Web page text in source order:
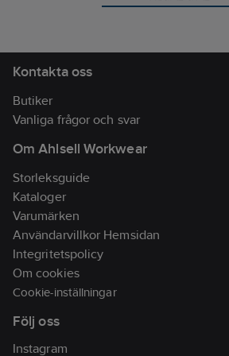
Kontakta oss
Butiker
Vanliga frågor och svar
Om Ahlsell Workwear
Storleksguide
Kataloger
Varumärken
Användarvillkor Hemsidan
Integritetspolicy
Om cookies
Cookie-inställningar
Följ oss
Instagram